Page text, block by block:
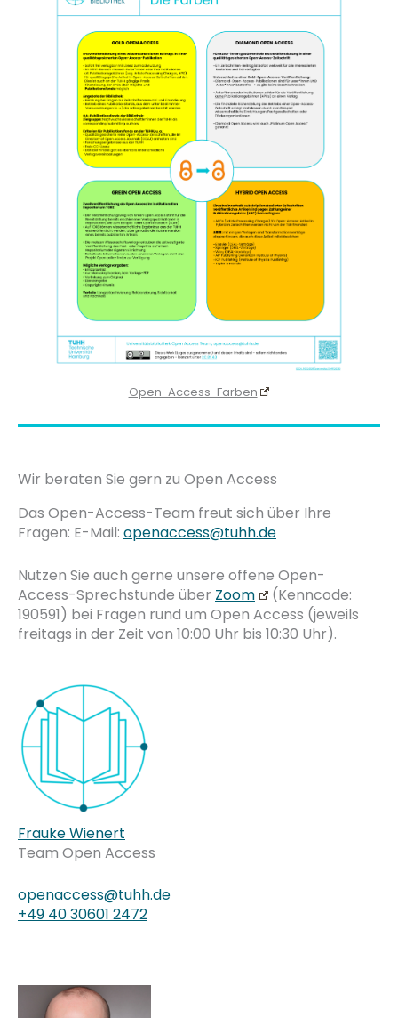
Open-Access-Farben
Wir beraten Sie gern zu Open Access
Das Open-Access-Team freut sich über Ihre
Fragen: E-Mail: openaccess@tuhh.de
Nutzen Sie auch gerne unsere offene Open-
Access-Sprechstunde über Zoom
(Kenncode:
190591) bei Fragen rund um Open Access (jeweils
freitags in der Zeit von 10:00 Uhr bis 10:30 Uhr).
Frauke Wienert
Team Open Access
openaccess@tuhh.de
+49 40 30601 2472